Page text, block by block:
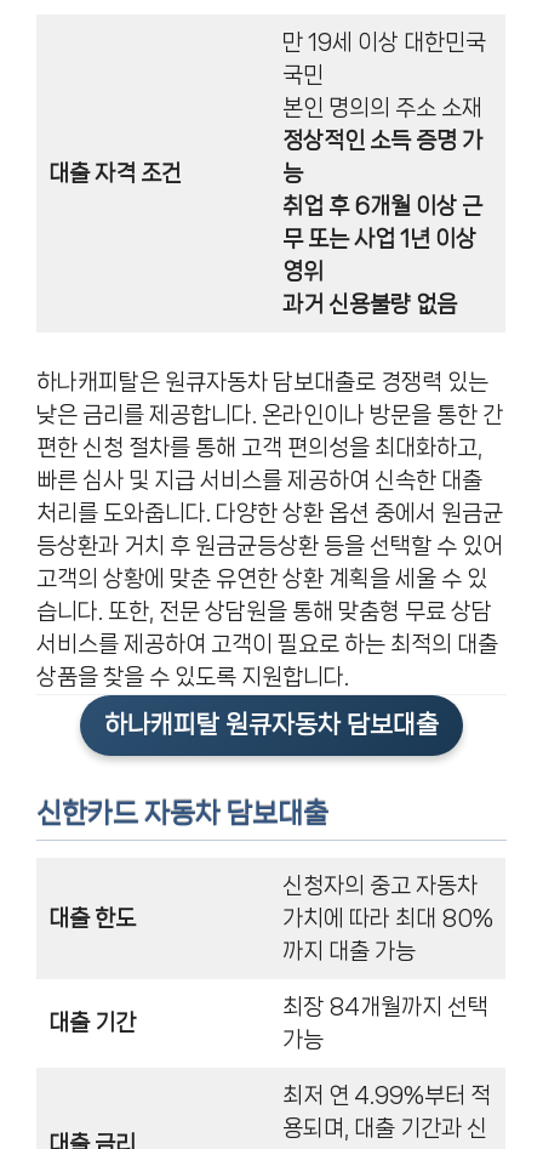
대출 자격 조건
만 19세 이상 대한민국
국민
본인 명의의 주소 소재
정상적인 소득 증명 가
능
취업 후 6개월 이상 근
무 또는 사업 1년 이상
영위
과거 신용불량 없음
하나캐피탈은 원큐자동차 담보대출로 경쟁력 있는
낮은 금리를 제공합니다. 온라인이나 방문을 통한 간
편한 신청 절차를 통해 고객 편의성을 최대화하고,
빠른 심사 및 지급 서비스를 제공하여 신속한 대출
처리를 도와줍니다. 다양한 상환 옵션 중에서 원금균
등상환과 거치 후 원금균등상환 등을 선택할 수 있어
고객의 상황에 맞춘 유연한 상환 계획을 세울 수 있
습니다. 또한, 전문 상담원을 통해 맞춤형 무료 상담
서비스를 제공하여 고객이 필요로 하는 최적의 대출
상품을 찾을 수 있도록 지원합니다.
하나캐피탈 원큐자동차 담보대출
신한카드 자동차 담보대출
대출 한도
신청자의 중고 자동차
가치에 따라 최대 80%
까지 대출 가능
대출 기간
최장 84개월까지 선택
가능
대출 금리
최저 연 4.99%부터 적
용되며, 대출 기간과 신